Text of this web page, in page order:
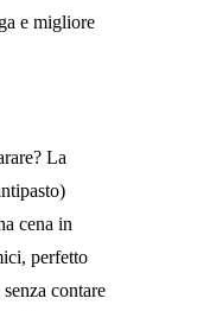
e migliore
La
cena in
perfetto
contare